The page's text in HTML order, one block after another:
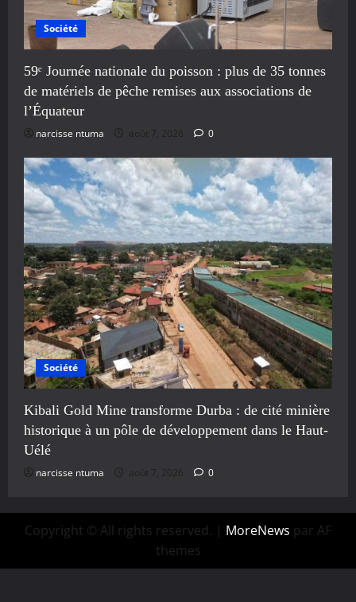
Société
59ᵉ Journée nationale du poisson : plus de 35 tonnes
de matériels de pêche remises aux associations de
l’Équateur
narcisse ntuma août 7, 2026 0
Société
Kibali Gold Mine transforme Durba : de cité minière
historique à un pôle de développement dans le Haut-
Uélé
narcisse ntuma août 7, 2026 0
Copyright © All rights reserved. | MoreNews par AF
themes